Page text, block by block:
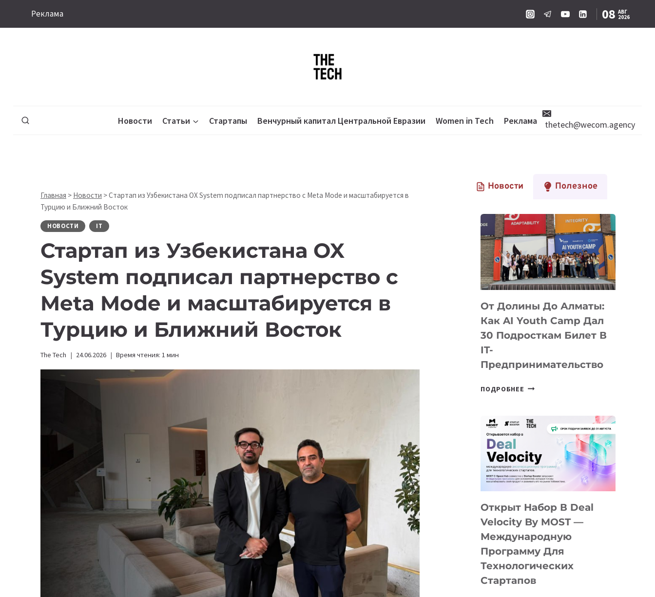
Реклама 08 АВГ
2026
Новости Статьи Стартапы Венчурный капитал Центральной Евразии Women in Tech Реклама thetech@wecom.agency
Главная > Новости >Стартап из Узбекистана OX System подписал партнерство с Meta Mode и масштабируется в
Турцию и Ближний Восток
НОВОСТИ IT
Стартап из Узбекистана OX
System подписал партнерство с
Meta Mode и масштабируется в
Турцию и Ближний Восток
The Tech 24.06.2026 Время чтения: 1 мин
Новости Полезное
От Долины До Алматы:
Как AI Youth Camp Дал
30 Подросткам Билет В
IT-
Предпринимательство
ПОДРОБНЕЕ ОТ
АЛМАТЫ:
YOUTH
CAMP
ДАЛ
ПОДРОСТКАМ
БИЛЕТ
IT-
ПРЕДПРИНИМАТЕЛЬСТВО
Открыт Набор В Deal
Velocity By MOST —
Международную
Программу Для
Технологических
Стартапов